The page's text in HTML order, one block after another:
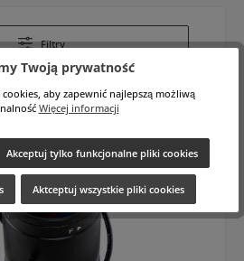
Filtry
Twoją prywatność
aby zapewnić najlepszą możliwą
Więcej informacji
Akceptuj tylko funkcjonalne pliki cookies
Aktceptuj wszystkie pliki cookies